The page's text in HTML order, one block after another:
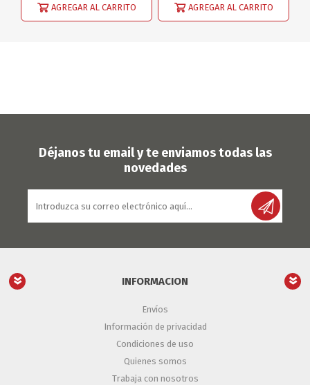
AGREGAR AL CARRITO AGREGAR AL CARRITO
Déjanos tu email y te enviamos todas las
novedades
INFORMACION
Envíos
Información de privacidad
Condiciones de uso
Quienes somos
Trabaja con nosotros